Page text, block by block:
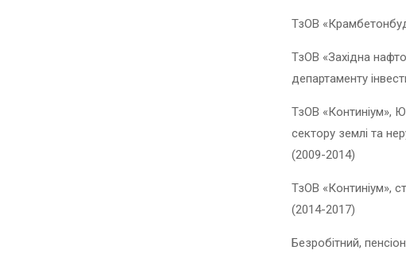
ТзОВ
ТзОВ «Західна
департаменту
ТзОВ «Континіум»,
сектору землі та
(2009-2014)
ТзОВ «Континіум»,
(2014-2017)
Безробітний,